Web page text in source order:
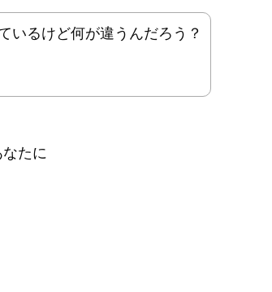
いるけど何が違うんだろう？
たに